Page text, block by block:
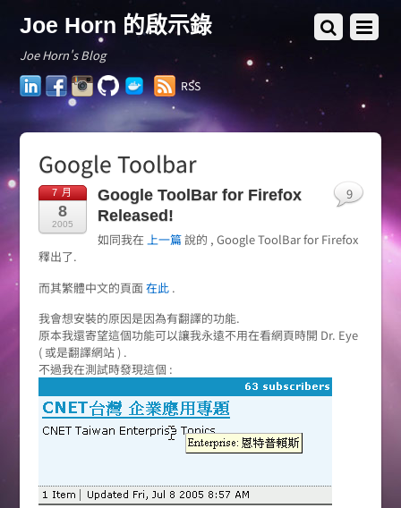
Joe Horn 的啟示錄
Joe Horn's Blog
LinkedInFacebookInstagram
GitHubDocker
Hub
RSS
Google Toolbar
7 月
8
2005
Google ToolBar for Firefox
Released!
如同我在 上一篇說的 , Google ToolBar for Firefox
釋出了.
而其繁體中文的頁面在此.
我會想安裝的原因是因為有翻譯的功能.
原本我還寄望這個功能可以讓我永遠不用在看網頁時開 Dr. Eye
( 或是翻譯網站 ) .
不過我在測試時發現這個 :
9